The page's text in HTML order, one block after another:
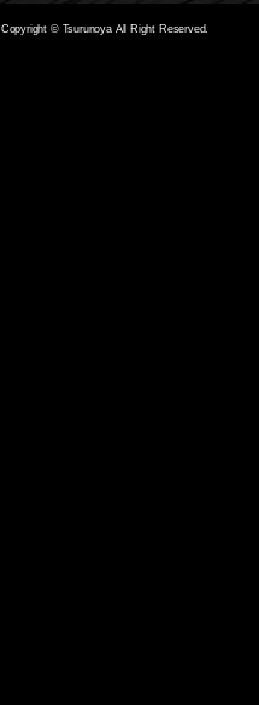
Copyright © Tsurunoya All Right Reserved.